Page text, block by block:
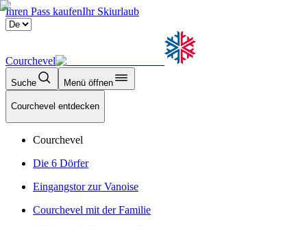
Ihren Pass kaufenIhr Skiurlaub
Courchevel
Suche Menü öffnen
Courchevel entdecken
Courchevel
Die 6 Dörfer
Eingangstor zur Vanoise
Courchevel mit der Familie